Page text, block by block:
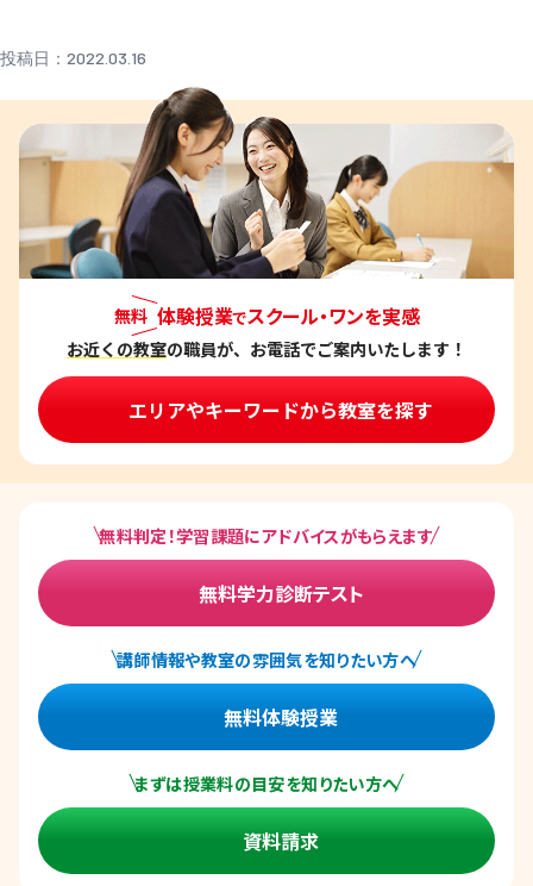
投稿日：2022.03.16
無料 体験授業でスクール・ワンを実感
お近くの教室の職員が、お電話でご案内いたします！
エリアやキーワードから教室を探す
無料判定！学習課題にアドバイスがもらえます
無料学力診断テスト
講師情報や教室の雰囲気を知りたい方へ
無料体験授業
まずは授業料の目安を知りたい方へ
資料請求